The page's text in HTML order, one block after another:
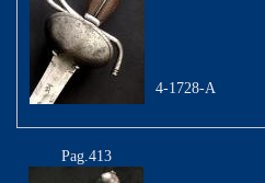
4-1728-A
Pag.413